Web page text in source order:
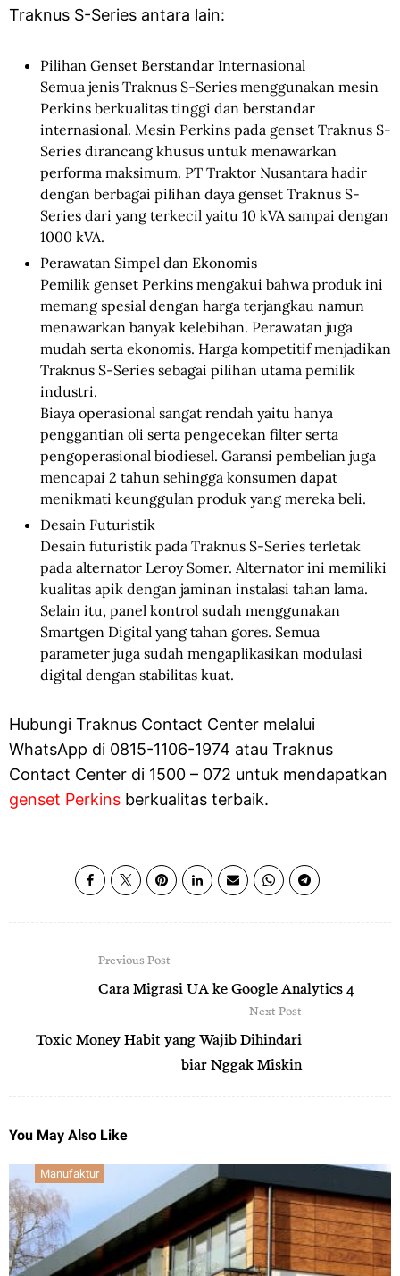
Traknus S-Series antara lain:
Pilihan Genset Berstandar Internasional
Semua jenis Traknus S-Series menggunakan mesin
Perkins berkualitas tinggi dan berstandar
internasional. Mesin Perkins pada genset Traknus S-
Series dirancang khusus untuk menawarkan
performa maksimum. PT Traktor Nusantara hadir
dengan berbagai pilihan daya genset Traknus S-
Series dari yang terkecil yaitu 10 kVA sampai dengan
1000 kVA.
Perawatan Simpel dan Ekonomis
Pemilik genset Perkins mengakui bahwa produk ini
memang spesial dengan harga terjangkau namun
menawarkan banyak kelebihan. Perawatan juga
mudah serta ekonomis. Harga kompetitif menjadikan
Traknus S-Series sebagai pilihan utama pemilik
industri.
Biaya operasional sangat rendah yaitu hanya
penggantian oli serta pengecekan filter serta
pengoperasional biodiesel. Garansi pembelian juga
mencapai 2 tahun sehingga konsumen dapat
menikmati keunggulan produk yang mereka beli.
Desain Futuristik
Desain futuristik pada Traknus S-Series terletak
pada alternator Leroy Somer. Alternator ini memiliki
kualitas apik dengan jaminan instalasi tahan lama.
Selain itu, panel kontrol sudah menggunakan
Smartgen Digital yang tahan gores. Semua
parameter juga sudah mengaplikasikan modulasi
digital dengan stabilitas kuat.
Hubungi Traknus Contact Center melalui
WhatsApp di 0815-1106-1974 atau Traknus
Contact Center di 1500 – 072 untuk mendapatkan
genset Perkins berkualitas terbaik.
Previous Post
Cara Migrasi UA ke Google Analytics 4
Next Post
Toxic Money Habit yang Wajib Dihindari
biar Nggak Miskin
You May Also Like
Manufaktur